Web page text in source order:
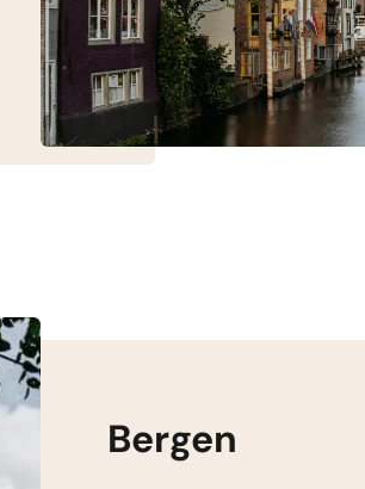
Bergen